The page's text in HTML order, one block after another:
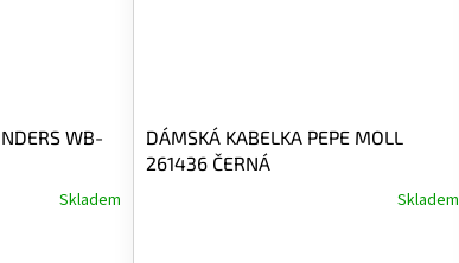
WB-
Skladem
DÁMSKÁ KABELKA PEPE MOLL
261436 ČERNÁ
Skladem